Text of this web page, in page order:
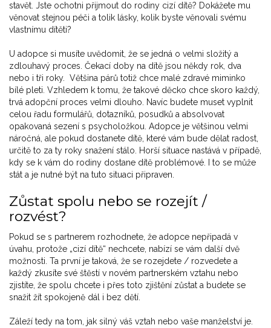
stavět. Jste ochotni přijmout do rodiny cizí dítě? Dokážete mu
věnovat stejnou péči a tolik lásky, kolik byste věnovali svému
vlastnímu dítěti?
U adopce si musíte uvědomit, že se jedná o velmi složitý a
zdlouhavý proces. Čekací doby na dítě jsou někdy rok, dva
nebo i tři roky. Většina párů totiž chce malé zdravé miminko
bílé pleti. Vzhledem k tomu, že takové děcko chce skoro každý,
trvá adopční proces velmi dlouho. Navíc budete muset vyplnit
celou řadu formulářů, dotazníků, posudků a absolvovat
opakovaná sezení s psycholožkou. Adopce je většinou velmi
náročná, ale pokud dostanete dítě, které vám bude dělat radost,
určitě to za ty roky snažení stálo. Horší situace nastává v případě,
kdy se k vám do rodiny dostane dítě problémové. I to se může
stát a je nutné být na tuto situaci připraven.
Zůstat spolu nebo se rozejít /
rozvést?
Pokud se s partnerem rozhodnete, že adopce nepřipadá v
úvahu, protože „cizí dítě“ nechcete, nabízí se vám další dvě
možnosti. Ta první je taková, že se rozejdete / rozvedete a
každý zkusíte své štěstí v novém partnerském vztahu nebo
zjistíte, že spolu chcete i přes toto zjištění zůstat a budete se
snažit žít spokojeně dál i bez dětí.
Záleží tedy na tom, jak silný váš vztah nebo vaše manželství je.